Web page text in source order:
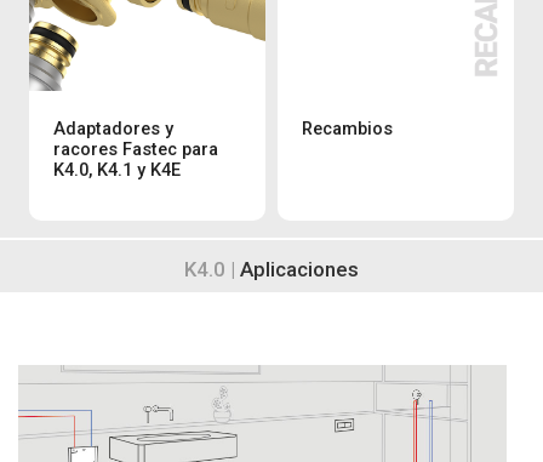
Adaptadores y
racores Fastec para
K4.0, K4.1 y K4E
Recambios
K4.0 | Aplicaciones